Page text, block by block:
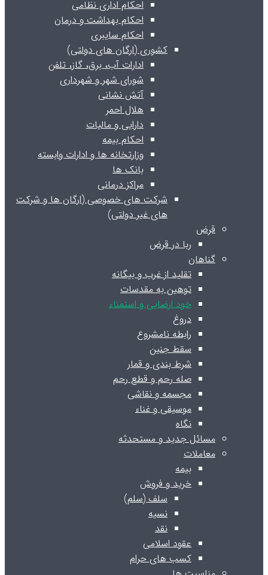
احکام اداری نظامی
احکام بهداشت و درمان
احکام سایبری
کشوری (ارگان های دولتی)
ادارات آب، برق، گاز، تلفن
شورای شهر و شهرداری
آتش نشانی
هلال احمر
دارایی و مالیات
احکام بیمه
وزارتخانه ها و ادارات وابسته
بانک ها
مراکز درمانی
شرکت های خصوصی (ارگان ها و شرکت
های غیر دولتی)
قرض
ربا در قرض
گناهان
تقلید از غرب و بیگانه
توهین به مقدسات
خود ارضایی و استمناء
دروغ
رابطه نامشروع
سقط جنین
شرط بندی و قمار
صله رحم و قطع رحم
مجسمه و نقاشی
موسیقی و غناء
نگاه
مسائل جدید و مستحدثه
معاملات
بیمه
خرید و فروش
سلف (سلم)
نسیه
نقد
عقود اسلامی
کسب های حرام